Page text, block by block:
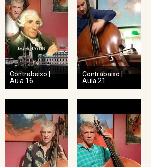
Contrabaixo |
Aula 16
Contrabaixo |
Aula 21